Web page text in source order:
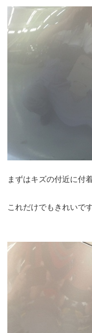
まずはキズの付近に付
これだけでもきれいで